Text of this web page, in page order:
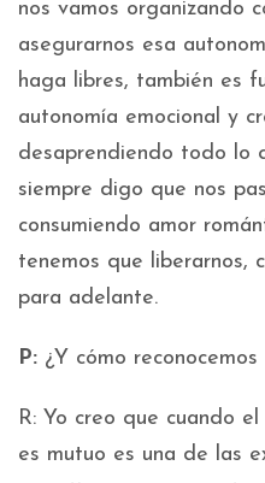
nos vamos organizando
asegurarnos esa
haga libres, también es
autonomía emocional y
desaprendiendo todo lo
siempre digo que nos
consumiendo amor
tenemos que liberarnos,
para adelante.
P: ¿Y cómo reconocemos
R: Yo creo que cuando
es mutuo es una de las